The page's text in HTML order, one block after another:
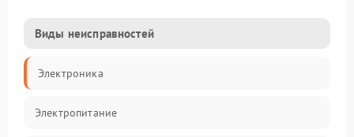
Виды неисправностей
Электроника
Электропитание